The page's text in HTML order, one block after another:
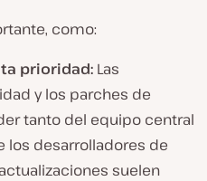
como:
prioridad: Las
y los parches de
tanto del equipo central
los desarrolladores de
suelen